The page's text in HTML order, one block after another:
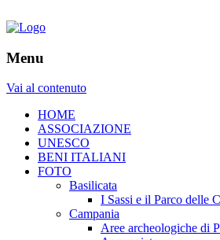
Menu
Vai al contenuto
HOME
ASSOCIAZIONE
UNESCO
BENI ITALIANI
FOTO
Basilicata
I Sassi e il Parco delle
Campania
Aree archeologiche di